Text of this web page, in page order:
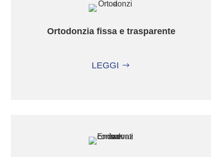
Ortodonzia fissa e trasparente
LEGGI